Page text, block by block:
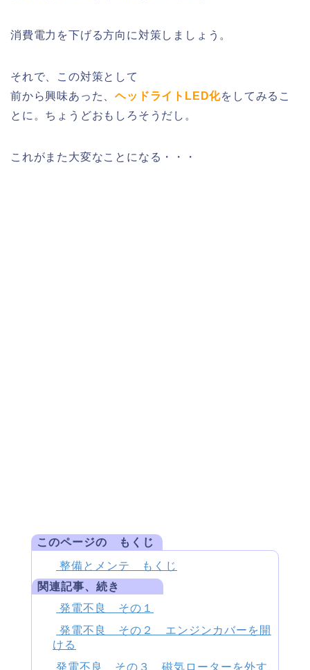
消費電力を下げる方向に対策しましょう。
それで、この対策として
前から興味あった、ヘッドライトLED化をしてみるこ
とに。ちょうどおもしろそうだし。
これがまた大変なことになる・・・
このページの もくじ
整備とメンテ もくじ
関連記事、続き
発電不良 その１
発電不良 その２ エンジンカバーを開
ける
発電不良 その３ 磁気ローターを外す